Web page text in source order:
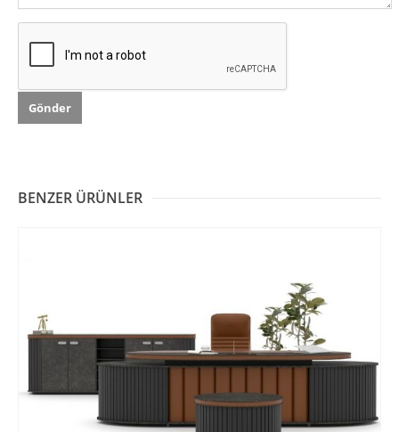
BENZER ÜRÜNLER